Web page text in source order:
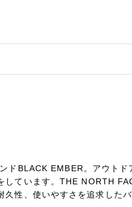
ドBLACK EMBER。アウト
ています。THE NORTH
性、使いやすさを追求したバ